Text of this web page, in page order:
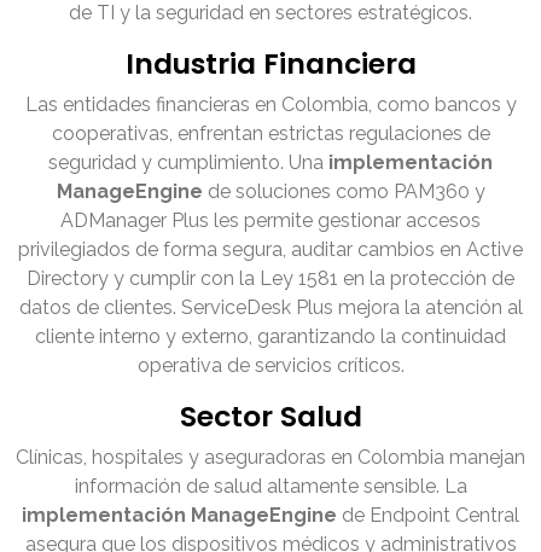
de TI y la seguridad en sectores estratégicos.
Industria Financiera
Las entidades financieras en Colombia, como bancos y
cooperativas, enfrentan estrictas regulaciones de
seguridad y cumplimiento. Una implementación
ManageEngine de soluciones como PAM360 y
ADManager Plus les permite gestionar accesos
privilegiados de forma segura, auditar cambios en Active
Directory y cumplir con la Ley 1581 en la protección de
datos de clientes. ServiceDesk Plus mejora la atención al
cliente interno y externo, garantizando la continuidad
operativa de servicios críticos.
Sector Salud
Clínicas, hospitales y aseguradoras en Colombia manejan
información de salud altamente sensible. La
implementación ManageEngine de Endpoint Central
asegura que los dispositivos médicos y administrativos